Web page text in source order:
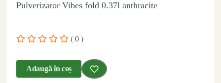
Pulverizator Vibes fold 0.37l anthracite
( 0 )
Adaugă în coș